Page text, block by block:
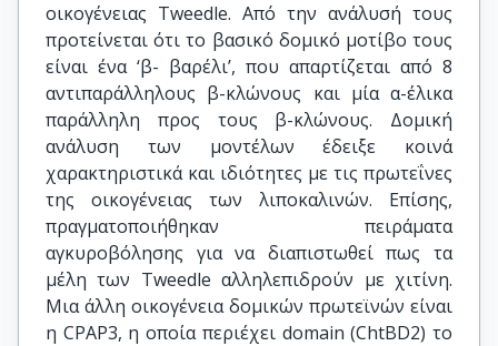
οικογένειας Tweedle. Από την ανάλυσή τους
προτείνεται ότι το βασικό δομικό μοτίβο τους
είναι ένα ‘β- βαρέλι’, που απαρτίζεται από 8
αντιπαράλληλους β-κλώνους και μία α-έλικα
παράλληλη προς τους β-κλώνους. Δομική
ανάλυση των μοντέλων έδειξε κοινά
χαρακτηριστικά και ιδιότητες με τις πρωτεΐνες
της οικογένειας των λιποκαλινών. Επίσης,
πραγματοποιήθηκαν πειράματα
αγκυροβόλησης για να διαπιστωθεί πως τα
μέλη των Tweedle αλληλεπιδρούν με χιτίνη.
Μια άλλη οικογένεια δομικών πρωτεϊνών είναι
η CPAP3, η οποία περιέχει domain (ChtBD2) το